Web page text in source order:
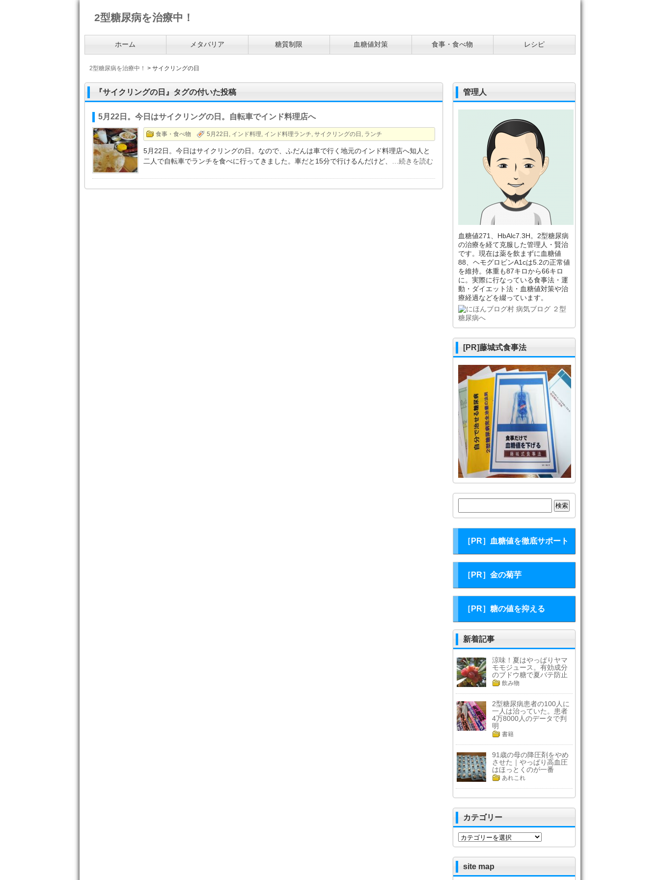
2型糖尿病を治療中！
ホーム メタバリア 糖質制限 血糖値対策 食事・食べ物 レシピ
2型糖尿病を治療中！ > サイクリングの日
『サイクリングの日』タグの付いた投稿
5月22日。今日はサイクリングの日。自転車でインド料理店へ
食事・食べ物 5月22日 , インド料理, インド料理ランチ, サイクリングの日 , ランチ
5月22日。今日はサイクリングの日。なので、ふだんは車で行く地元のインド料理店へ知人と
二人で自転車でランチを食べに行ってきました。車だと15分で行けるんだけど、
…続きを読む
管理人
血糖値271、HbAlc7.3H。2型糖尿病
の治療を経て克服した管理人・賢治
です。現在は薬を飲まずに血糖値
88、ヘモグロビンA1cは5.2の正常値
を維持。体重も87キロから66キロ
に。実際に行なっている食事法・運
動・ダイエット法・血糖値対策や治
療経過などを綴っています。
[PR]藤城式食事法
索:
［PR］血糖値を徹底サポート
［PR］金の菊芋
［PR］糖の値を抑える
新着記事
涼味！夏はやっぱりヤマ
モモジュース。有効成分
のブドウ糖で夏バテ防止
飲み物
2型糖尿病患者の100人に
一人は治っていた。患者
4万8000人のデータで判
明
書籍
91歳の母の降圧剤をやめ
させた｜やっぱり高血圧
はほっとくのが一番
あれこれ
カテゴリー
カ
リ
ー
site map